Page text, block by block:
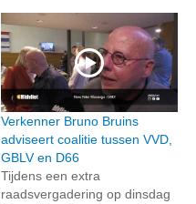
Verkenner Bruno Bruins
adviseert coalitie tussen VVD,
GBLV en D66
Tijdens een extra
raadsvergadering op dinsdag